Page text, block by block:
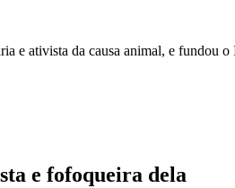
e ativista da causa animal, e fundou
e fofoqueira dela